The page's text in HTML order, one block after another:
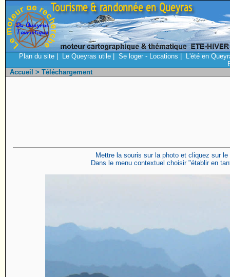
Plan du site Le Queyras utile Se loger - Locations
L'été en
Accueil > Téléchargement
Mettre la souris sur la photo et cliquez sur
Dans le menu contextuel choisir "établir en